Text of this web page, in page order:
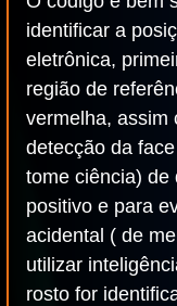
identificar a
eletrônica,
região de
vermelha, assim
detecção da
tome ciência) de
positivo e para
acidental ( de
utilizar
rosto for